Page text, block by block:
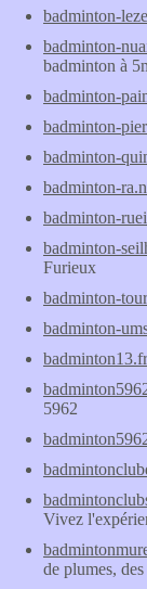
badminton-
badminton-
badminton à
badminton-
badminton-
badminton-
badminton-
badminton-
badminton-
Furieux
badminton-
badminton-
badminton13.fr
5962
Vivez
de plumes,